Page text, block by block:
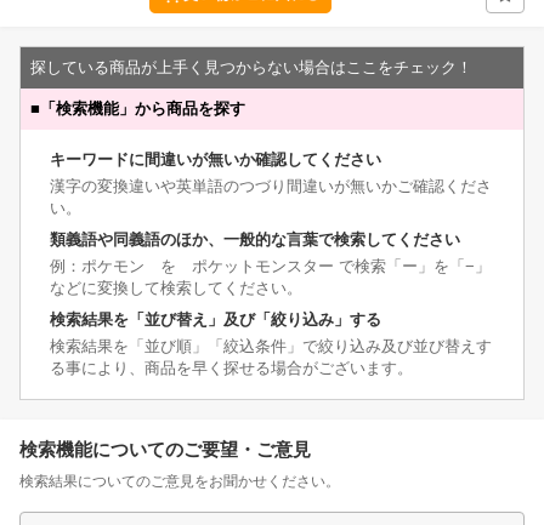
探している商品が上手く見つからない場合はここをチェック！
■ 「検索機能」から商品を探す
キーワードに間違いが無いか確認してください
漢字の変換違いや英単語のつづり間違いが無いかご確認くださ
い。
類義語や同義語のほか、一般的な言葉で検索してください
例：ポケモン を ポケットモンスター で検索「ー」を「−」
などに変換して検索してください。
検索結果を「並び替え」及び「絞り込み」する
検索結果を「並び順」「絞込条件」で絞り込み及び並び替えす
る事により、商品を早く探せる場合がございます。
検索機能についてのご要望・ご意見
検索結果についてのご意見をお聞かせください。